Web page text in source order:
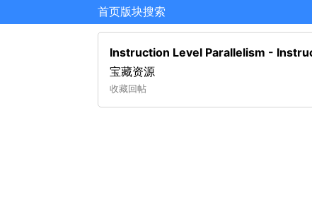
首页版块搜索
Instruction Level Parallelism -
宝藏资源
收藏回帖